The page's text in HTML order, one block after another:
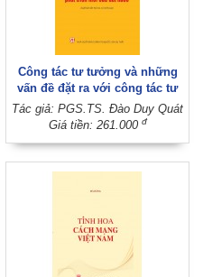
Công tác tư tưởng và những
vấn đề đặt ra với công tác tư
tưởng trong thời kỳ phát triển
mới của đất nước (Xuất bản
Tác giả: PGS.TS. Đào Duy Quát
Giá tiền: 261.000 đ